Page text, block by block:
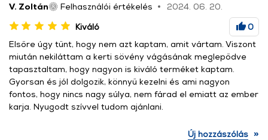
V. Zoltán Felhasználói értékelés
2024. 06. 20.
Kiváló
0
Elsőre úgy tűnt, hogy nem azt kaptam, amit vártam. Viszont
miután nekiláttam a kerti sövény vágásának meglepődve
tapasztaltam, hogy nagyon is kiváló terméket kaptam.
Gyorsan és jól dolgozik, könnyű kezelni és ami nagyon
fontos, hogy nincs nagy súlya, nem fárad el emiatt az ember
karja. Nyugodt szívvel tudom ajánlani.
Új hozzászólás »